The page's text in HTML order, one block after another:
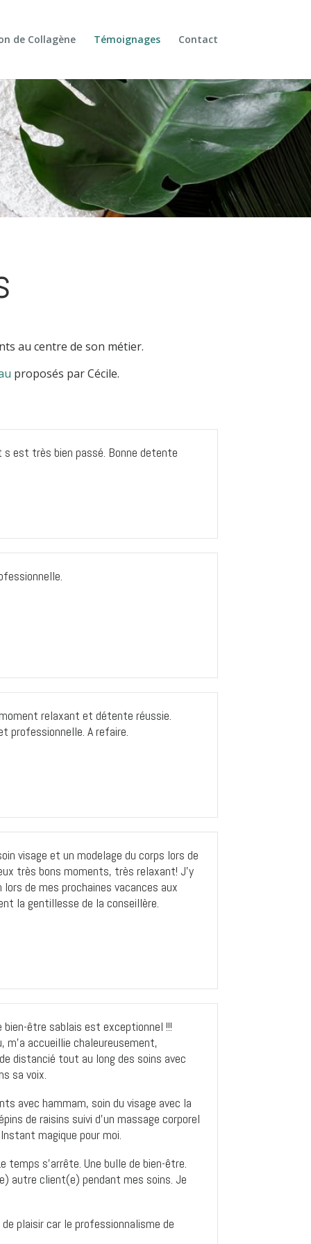
de Collagène Témoignages Contact
au centre de son métier.
proposés par Cécile.
s est très bien passé. Bonne detente
relaxant et détente réussie.
professionnelle. A refaire.
visage et un modelage du corps lors de
très bons moments, très relaxant! J’y
de mes prochaines vacances aux
la gentillesse de la conseillère.
être sablais est exceptionnel !!!
m’a accueillie chaleureusement,
distancié tout au long des soins avec
sa voix.
avec hammam, soin du visage avec la
de raisins suivi d’un massage corporel
magique pour moi.
temps s’arrête. Une bulle de bien-être.
autre client(e) pendant mes soins. Je
plaisir car le professionnalisme de